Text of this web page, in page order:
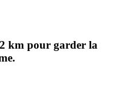
km pour garder la